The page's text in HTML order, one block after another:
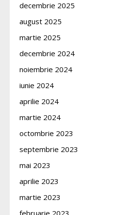
decembrie 2025
august 2025
martie 2025
decembrie 2024
noiembrie 2024
iunie 2024
aprilie 2024
martie 2024
octombrie 2023
septembrie 2023
mai 2023
aprilie 2023
martie 2023